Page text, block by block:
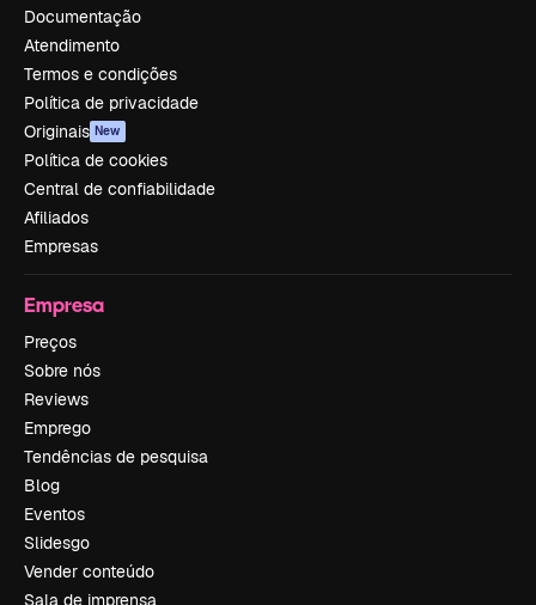
Documentação
Atendimento
Termos e condições
Política de privacidade
Originais New
Política de cookies
Central de confiabilidade
Afiliados
Empresas
Empresa
Preços
Sobre nós
Reviews
Emprego
Tendências de pesquisa
Blog
Eventos
Slidesgo
Vender conteúdo
Sala de imprensa